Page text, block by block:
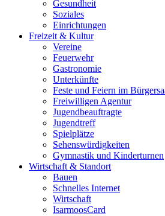
Gesundheit
Soziales
Einrichtungen
Freizeit & Kultur
Vereine
Feuerwehr
Gastronomie
Unterkünfte
Feste und Feiern im
Freiwilligen Agentur
Jugendbeauftragte
Jugendtreff
Spielplätze
Sehenswürdigkeiten
Gymnastik und Kinderturnen
Wirtschaft & Standort
Bauen
Schnelles Internet
Wirtschaft
IsarmoosCard